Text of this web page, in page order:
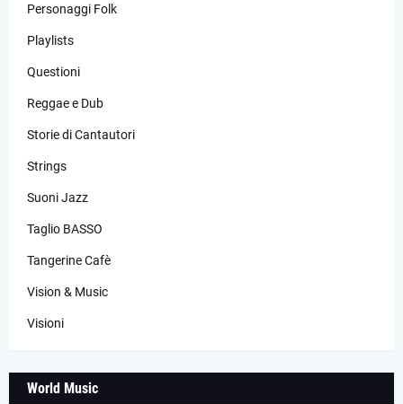
Personaggi Folk
Playlists
Questioni
Reggae e Dub
Storie di Cantautori
Strings
Suoni Jazz
Taglio BASSO
Tangerine Cafè
Vision & Music
Visioni
World Music